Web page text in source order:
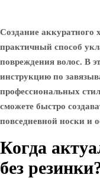
Создание аккуратного
практичный способ
повреждения волос. В
инструкцию по
профессиональных
сможете быстро
повседневной носки и
Когда
без